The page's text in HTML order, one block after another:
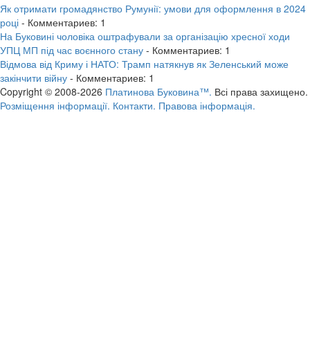
Як отримати громадянство Румунії: умови для оформлення в 2024
році - Комментариев: 1
На Буковині чоловіка оштрафували за організацію хресної ходи
УПЦ МП під час воєнного стану - Комментариев: 1
Відмова від Криму і НАТО: Трамп натякнув як Зеленський може
закінчити війну - Комментариев: 1
Copyright © 2008-2026 Платинова Буковина™. Всі права захищено.
Розміщення інформації. Контакти. Правова інформація.